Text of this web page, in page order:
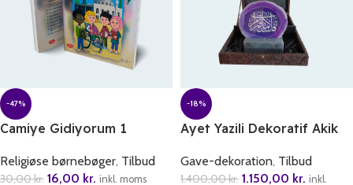
-47%
Camiye Gidiyorum 1
Religiøse børnebøger, Tilbud
30,00kr. 16,00 kr. inkl. moms
-18%
Ayet Yazili Dekoratif Akik
Gave-dekoration, Tilbud
1.400,00kr. 1.150,00 kr. inkl.